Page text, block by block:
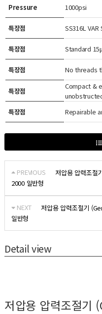
Pressure
1000psi
특장점 SS316L
특장점 Standard
특장점 No threads
특장점
Compact &
특장점
Repairable
PREVIOUS
저압용 압력조
2000 일반형
NEXT
저압용 압력조절기
일반형
Detail view
저압용 압력조절기